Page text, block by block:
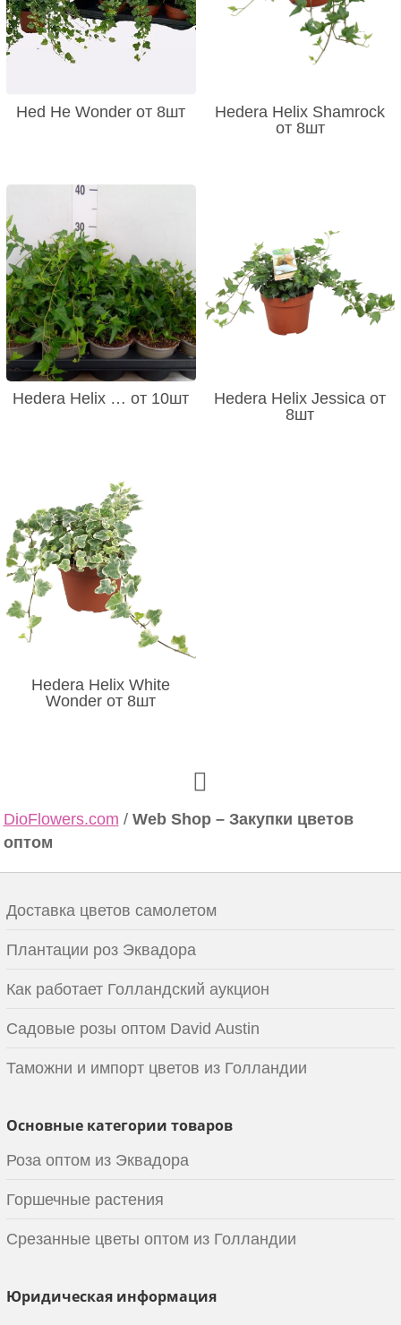
Hed He Wonder от 8шт
Hedera Helix Shamrock
от 8шт
Hedera Helix … от 10шт
Hedera Helix Jessica от
8шт
Hedera Helix White
Wonder от 8шт
DioFlowers.com / Web Shop – Закупки цветов
оптом
Доставка цветов самолетом
Плантации роз Эквадора
Как работает Голландский аукцион
Садовые розы оптом David Austin
Таможни и импорт цветов из Голландии
Основные категории товаров
Роза оптом из Эквадора
Горшечные растения
Срезанные цветы оптом из Голландии
Юридическая информация